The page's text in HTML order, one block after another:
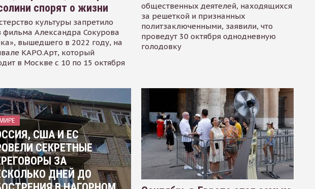
спорят о жизни
культуры запретило
фильма Александра Сокурова
вышедшего в 2022 году, на
КАРО.Арт, который
в Москве с 10 по 15 октября
общественных деятелей, находящихся
за решеткой и признанных
политзаключенными, заявили, что
проведут 30 октября однодневную
голодовку
США И ЕС
СЕКРЕТНЫЕ
ЗА
ДНЕЙ ДО